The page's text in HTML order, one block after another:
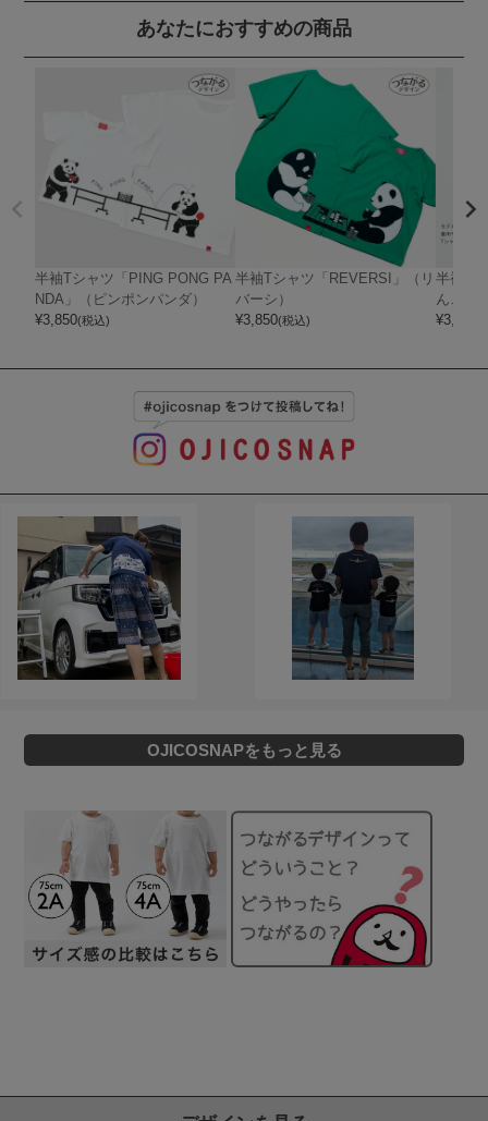
あなたにおすすめの商品
半袖Tシャツ「PING PONG PA
NDA」（ピンポンパンダ）
¥3,850(税込)
半袖Tシャツ「REVERSI」（リ
バーシ）
¥3,850(税込)
半袖T
んこ2）
¥3,850
OJICOSNAPをもっと見る